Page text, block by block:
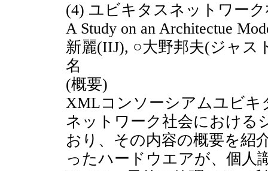
(4) ユビキタスネットワー
A Study on an Architectue
新麗(IIJ), ○大野邦夫(ジャス
名
(概要)
XMLコンソーシアムユビキ
ネットワーク社会における
おり、その内容の概要を紹
ったハードウエアが、個人